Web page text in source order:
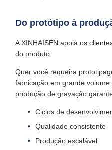
Do protótipo à
A XINHAISEN apoia os
do produto.
Quer você requeira
fabricação em grande
produção de gravação
Ciclos de
Qualidade consistente
Produção escalável